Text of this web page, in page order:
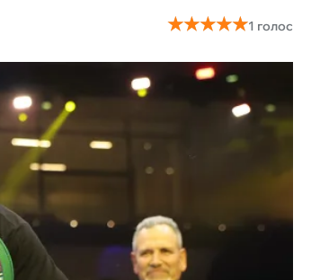
★★★★★
★★★★★1 голос